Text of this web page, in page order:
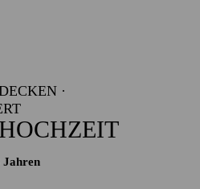
·
Jahren